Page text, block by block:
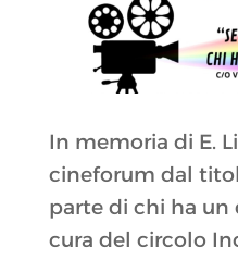
In memoria di E.
cineforum dal
parte di chi ha un
cura del circolo